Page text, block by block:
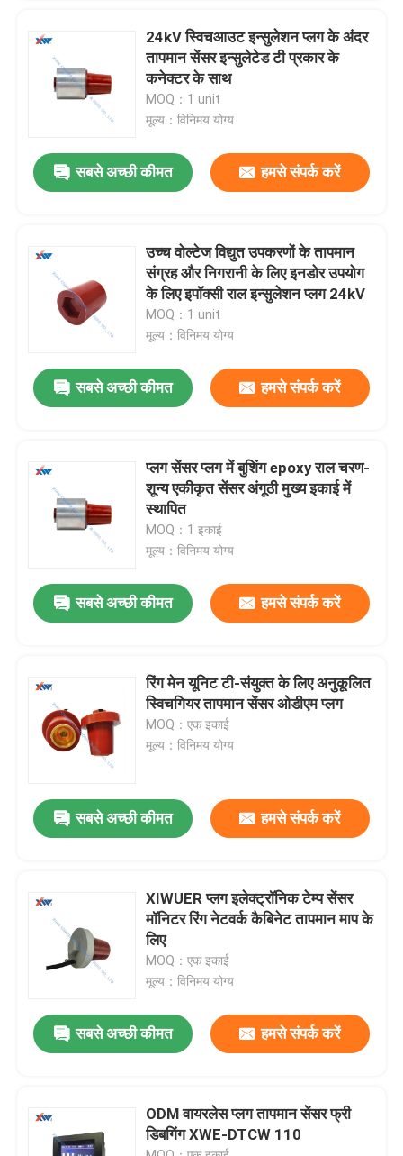
उत्पादों
वीआर दिखाएँ
हमारे बारे में
गुणवत्ता नियंत्रण
संपर्क करें
एक उद्धरण की विनती करे
हाई वोल्टेज डोरकनॉब कैपेसिटर
24kV स्विचआउट इन्सुलेशन प्लग के अंदर
तापमान सेंसर इन्सुलेटेड टी प्रकार के
कनेक्टर के साथ
MOQ：1 unit
मूल्य：विनिमय योग्य
सबसे अच्छी कीमत हमसे संपर्क करें
उच्च वोल्टेज विद्युत उपकरणों के तापमान
संग्रह और निगरानी के लिए इनडोर उपयोग
के लिए इपॉक्सी राल इन्सुलेशन प्लग 24kV
MOQ：1 unit
मूल्य：विनिमय योग्य
सबसे अच्छी कीमत हमसे संपर्क करें
प्लग सेंसर प्लग में बुशिंग epoxy राल चरण-
शून्य एकीकृत सेंसर अंगूठी मुख्य इकाई में
स्थापित
MOQ：1 इकाई
मूल्य：विनिमय योग्य
सबसे अच्छी कीमत हमसे संपर्क करें
रिंग मेन यूनिट टी-संयुक्त के लिए अनुकूलित
स्विचगियर तापमान सेंसर ओडीएम प्लग
MOQ：एक इकाई
मूल्य：विनिमय योग्य
सबसे अच्छी कीमत हमसे संपर्क करें
XIWUER प्लग इलेक्ट्रॉनिक टेम्प सेंसर
मॉनिटर रिंग नेटवर्क कैबिनेट तापमान माप के
लिए
MOQ：एक इकाई
मूल्य：विनिमय योग्य
सबसे अच्छी कीमत हमसे संपर्क करें
ODM वायरलेस प्लग तापमान सेंसर फ्री
डिबगिंग XWE-DTCW 110